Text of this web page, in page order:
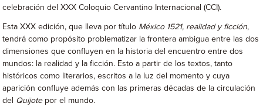
celebración del XXX Coloquio Cervantino Internacional (CCI).
Esta XXX edición, que lleva por título México 1521, realidad y ficción,
tendrá como propósito problematizar la frontera ambigua entre las dos
dimensiones que confluyen en la historia del encuentro entre dos
mundos: la realidad y la ficción. Esto a partir de los textos, tanto
históricos como literarios, escritos a la luz del momento y cuya
aparición confluye además con las primeras décadas de la circulación
del Quijotepor el mundo.